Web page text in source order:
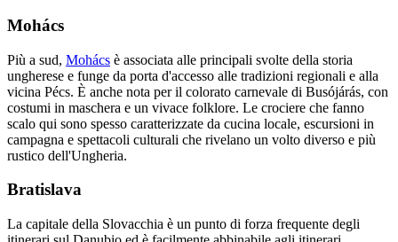
Mohács
Più a sud, Mohács è associata alle principali svolte della storia
ungherese e funge da porta d'accesso alle tradizioni regionali e alla
vicina Pécs. È anche nota per il colorato carnevale di Busójárás, con
costumi in maschera e un vivace folklore. Le crociere che fanno
scalo qui sono spesso caratterizzate da cucina locale, escursioni in
campagna e spettacoli culturali che rivelano un volto diverso e più
rustico dell'Ungheria.
Bratislava
La capitale della Slovacchia è un punto di forza frequente degli